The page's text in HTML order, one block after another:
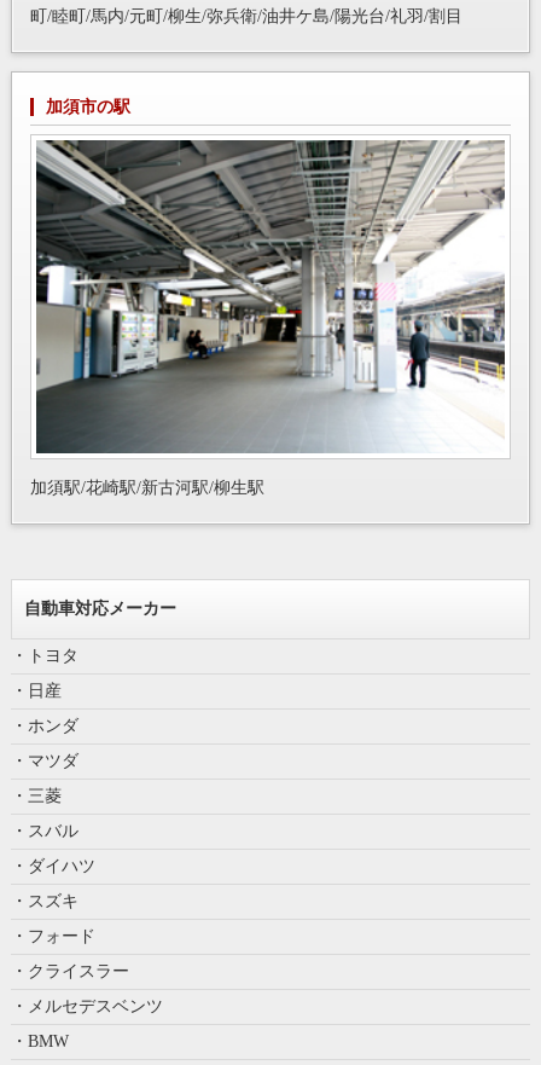
町/睦町/馬内/元町/柳生/弥兵衛/油井ケ島/陽光台/礼羽/割目
加須市の駅
加須駅/花崎駅/新古河駅/柳生駅
自動車対応メーカー
・トヨタ
・日産
・ホンダ
・マツダ
・三菱
・スバル
・ダイハツ
・スズキ
・フォード
・クライスラー
・メルセデスベンツ
・BMW